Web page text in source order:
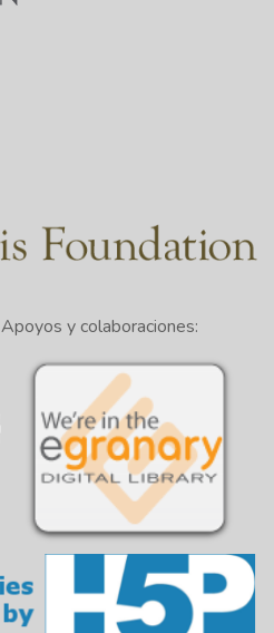
Apoyos y colaboraciones: